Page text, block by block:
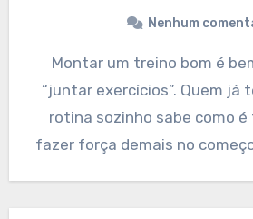
Nenhum
Montar um treino bom é bem diferente de
“juntar exercícios”. Quem já
rotina sozinho sabe como é
fazer força demais no